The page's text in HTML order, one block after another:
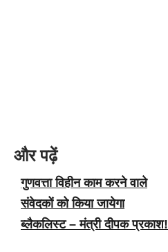
और पढ़ें
गुणवत्ता विहीन काम करने वाले
संवेदकों को किया जायेगा
ब्लैकलिस्ट – मंत्री दीपक प्रकाश!